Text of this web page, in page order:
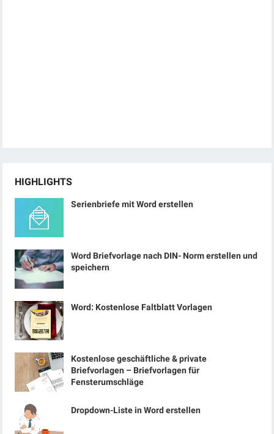
HIGHLIGHTS
Serienbriefe mit Word erstellen
Word Briefvorlage nach DIN- Norm erstellen und
speichern
Word: Kostenlose Faltblatt Vorlagen
Kostenlose geschäftliche & private
Briefvorlagen – Briefvorlagen für
Fensterumschläge
Dropdown-Liste in Word erstellen